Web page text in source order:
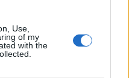
Use,
of my
with the
Mini